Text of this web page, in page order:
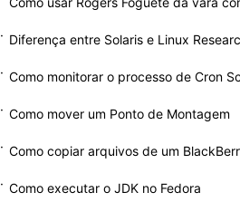
· Diferença entre Solaris e Linux
· Como monitorar o processo de Cron
· Como mover um Ponto de Montagem
· Como copiar arquivos de um
· Como executar o JDK no Fedora